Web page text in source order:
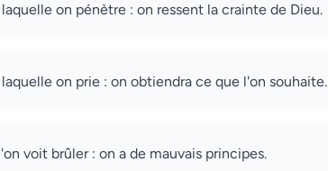
laquelle on pénètre : on ressent la crainte de Dieu.
laquelle on prie : on obtiendra ce que l'on souhaite.
voit brûler : on a de mauvais principes.